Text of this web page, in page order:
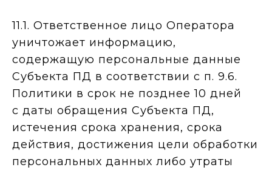
11.1. Ответственное лицо Оператора
уничтожает информацию,
содержащую персональные данные
Субъекта ПД в соответствии с п. 9.6.
Политики в срок не позднее 10 дней
с даты обращения Субъекта ПД,
истечения срока хранения, срока
действия, достижения цели обработки
персональных данных либо утраты